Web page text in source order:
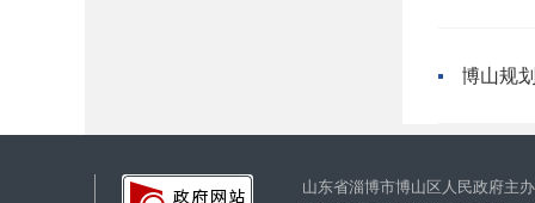
山东省淄博市博山区人民政府